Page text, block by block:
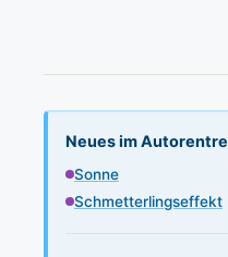
Neues im
Sonne
Schmetterlingseffekt